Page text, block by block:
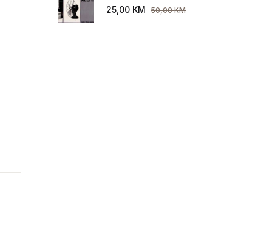
Industriekultur: Peter
25,00 KM 50,00KM